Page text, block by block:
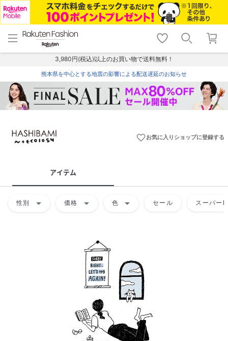
menu home
トップ
shopping_cart lock_outline
ログイン
3,980円(税込)以上のお買い物で送料無料！
熊本県を中心とする地震の影響による配送遅延のお知らせ
favorite_borderお気に入りショップに登録する
アイテム
性別 arrow_drop_down 価格 arrow_drop_down 色 arrow_drop_down セール スーパー